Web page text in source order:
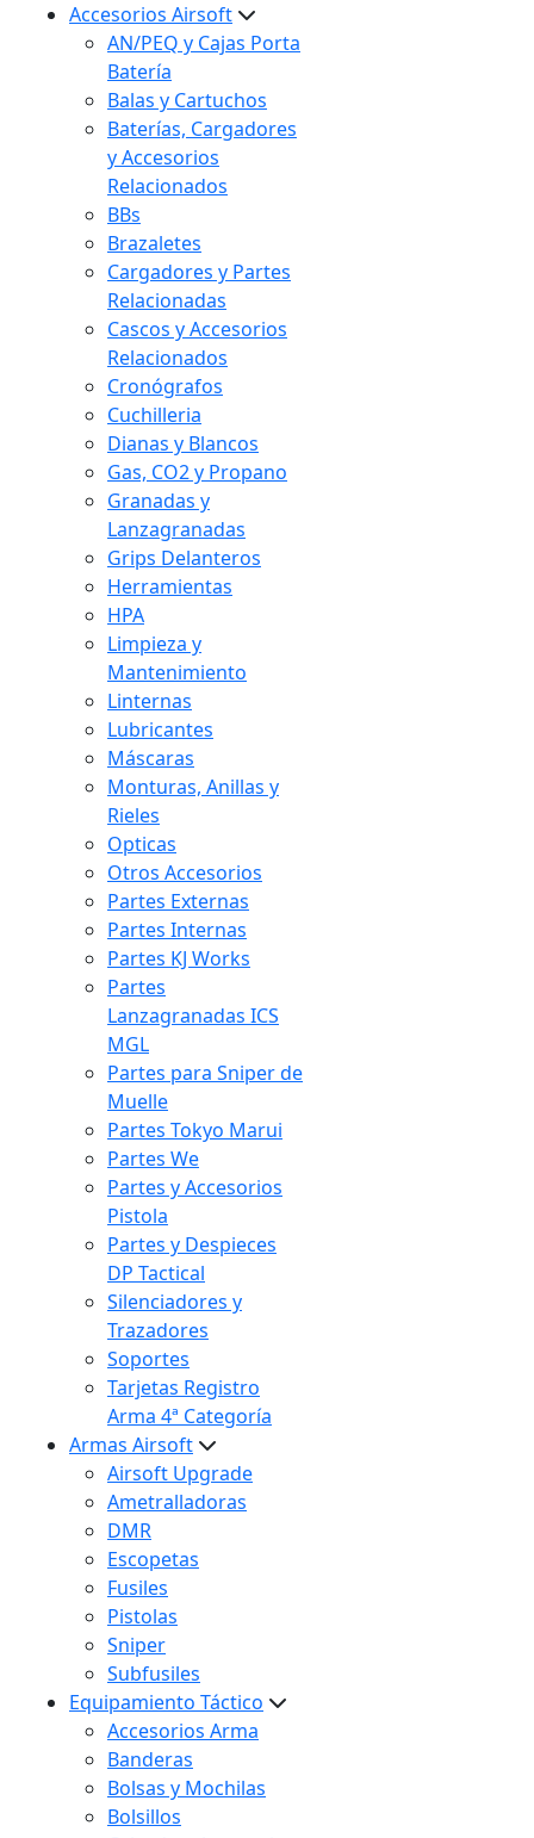
Accesorios Airsoft
AN/PEQ y Cajas Porta
Batería
Balas y Cartuchos
Baterías, Cargadores
y Accesorios
Relacionados
BBs
Brazaletes
Cargadores y Partes
Relacionadas
Cascos y Accesorios
Relacionados
Cronógrafos
Cuchilleria
Dianas y Blancos
Gas, CO2 y Propano
Granadas y
Lanzagranadas
Grips Delanteros
Herramientas
HPA
Limpieza y
Mantenimiento
Linternas
Lubricantes
Máscaras
Monturas, Anillas y
Rieles
Opticas
Otros Accesorios
Partes Externas
Partes Internas
Partes KJ Works
Partes
Lanzagranadas ICS
MGL
Partes para Sniper de
Muelle
Partes Tokyo Marui
Partes We
Partes y Accesorios
Pistola
Partes y Despieces
DP Tactical
Silenciadores y
Trazadores
Soportes
Tarjetas Registro
Arma 4ª Categoría
Armas Airsoft
Airsoft Upgrade
Ametralladoras
DMR
Escopetas
Fusiles
Pistolas
Sniper
Subfusiles
Equipamiento Táctico
Accesorios Arma
Banderas
Bolsas y Mochilas
Bolsillos